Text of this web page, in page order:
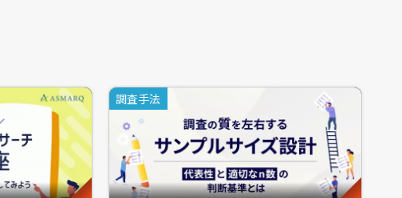
でき、更に写真を添えてもらうことで、対象者のエス
確認やビジュアライゼーションに役立てることがで
調査手法